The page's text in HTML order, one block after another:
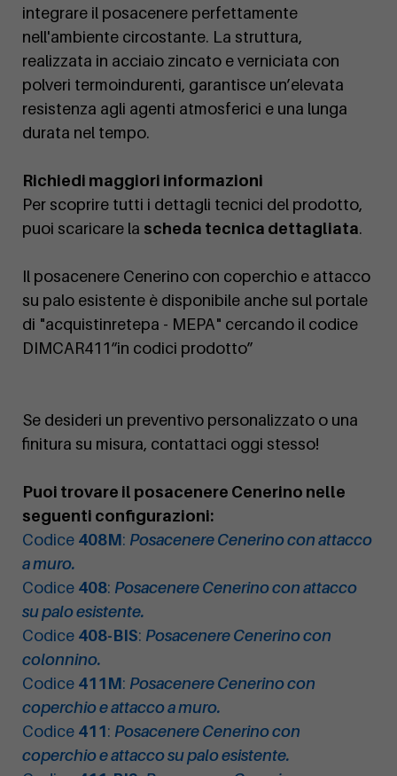
integrare il posacenere perfettamente
nell'ambiente circostante. La struttura,
realizzata in acciaio zincato e verniciata con
polveri termoindurenti, garantisce un’elevata
resistenza agli agenti atmosferici e una lunga
durata nel tempo.
Richiedi maggiori informazioni
Per scoprire tutti i dettagli tecnici del prodotto,
puoi scaricare la scheda tecnica dettagliata.
Il posacenere Cenerino con coperchio e attacco
su palo esistente è disponibile anche sul portale
di "acquistinretepa - MEPA" cercando il codice
DIMCAR411“in codici prodotto”
Se desideri un preventivo personalizzato o una
finitura su misura, contattaci oggi stesso!
Puoi trovare il posacenere Cenerino nelle
seguenti configurazioni:
Codice 408M: Posacenere Cenerino con attacco
a muro.
Codice 408: Posacenere Cenerino con attacco
su palo esistente.
Codice 408-BIS: Posacenere Cenerino con
colonnino.
Codice 411M: Posacenere Cenerino con
coperchio e attacco a muro.
Codice 411: Posacenere Cenerino con
coperchio e attacco su palo esistente.